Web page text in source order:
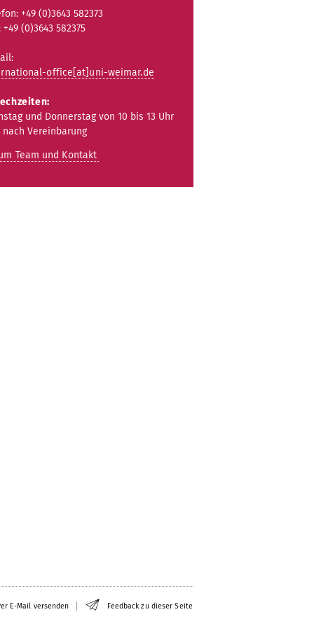
+49 (0)3643 582373
+49 (0)3643 582375
office[at]uni-weimar.de
und Donnerstag von 10 bis 13 Uhr
nach Vereinbarung
Team und Kontakt
E-Mail versenden Feedback zu dieser Seite